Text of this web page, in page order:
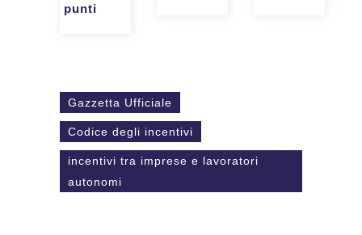
punti
Gazzetta Ufficiale
Codice degli incentivi
incentivi tra imprese e lavoratori
autonomi